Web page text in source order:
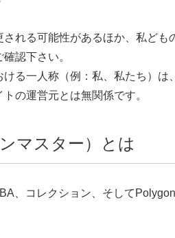
れる可能性があるほか、私ども
認下さい。
る一人称（例：私、私たち）は
の運営元とは無関係です。
マスター）とは
、コレクション、そして